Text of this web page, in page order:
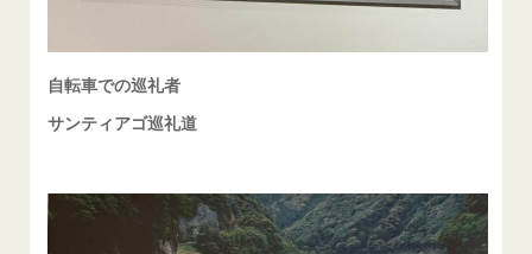
自転車での巡礼者
サンティアゴ巡礼道